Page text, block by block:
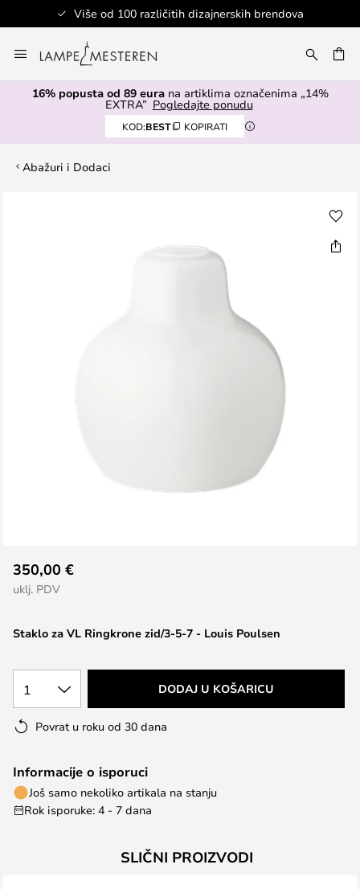
Više od 100 različitih dizajnerskih brendova
to
Content
16% popusta od 89 eurana artiklima označenima „14%
EXTRA” Pogledajte ponudu
KOD:BEST KOPIRATI
Abažuri i Dodaci
to
the
of
images
gallery
Staklo za VL Ringkrone zid/3-5-7 - Louis Poulsen
350,00 €
uklj. PDV
1 DODAJ U KOŠARICU
Povrat u roku od 30 dana
Informacije o isporuci
Još samo nekoliko artikala na stanju
Rok isporuke: 4 - 7 dana
SLIČNI PROIZVODI